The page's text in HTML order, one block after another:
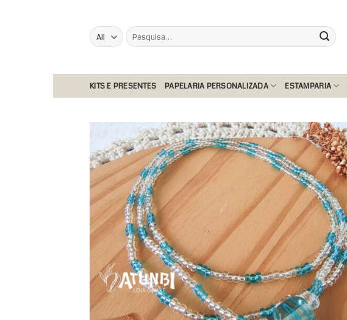
Pesquisar
por:
KITS E PRESENTES PAPELARIA PERSONALIZADA ESTAMPARIA